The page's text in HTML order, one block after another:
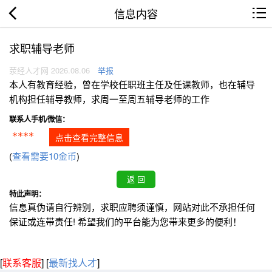
信息内容
求职辅导老师
荥经人才网 2026.08.06 举报
本人有教育经验，曾在学校任职班主任及任课教师，也在辅导
机构担任辅导教师，求周一至周五辅导老师的工作
联系人手机/微信：
**** 点击查看完整信息
(查看需要10金币)
特此声明：
信息真伪请自行辨别，求职应聘须谨慎，网站对此不承担任何
保证或连带责任! 希望我们的平台能为您带来更多的便利！
[联系客服] [最新找人才]